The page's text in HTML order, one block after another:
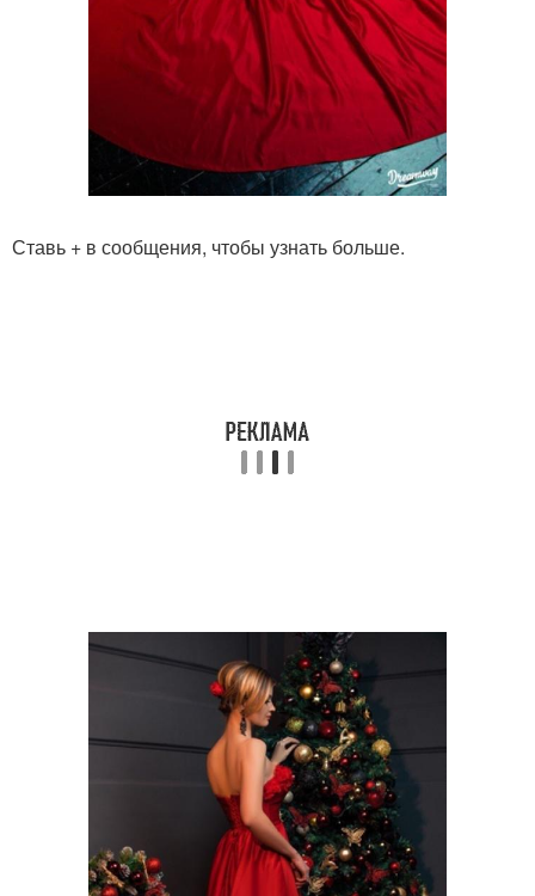
Ставь + в сообщения, чтобы узнать больше.